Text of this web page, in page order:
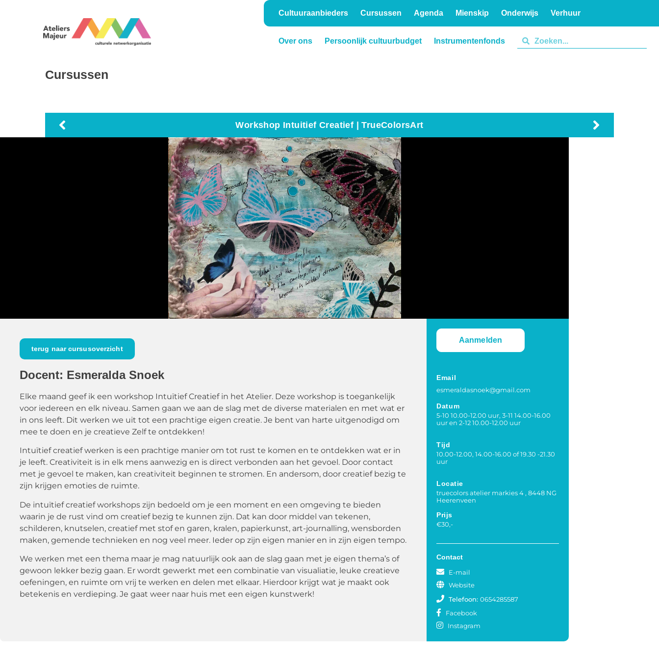
Cultuuraanbieders Cursussen Agenda Mienskip Onderwijs Verhuur
Over ons Persoonlijk cultuurbudget
Instrumentenfonds
Cursussen
Workshop Intuitief Creatief | TrueColorsArt
terug naar cursusoverzicht
Docent: Esmeralda Snoek
Elke maand geef ik een workshop Intuïtief Creatief in het Atelier. Deze workshop is toegankelijk
voor iedereen en elk niveau. Samen gaan we aan de slag met de diverse materialen en met wat er
in ons leeft. Dit werken we uit tot een prachtige eigen creatie. Je bent van harte uitgenodigd om
mee te doen en je creatieve Zelf te ontdekken!
Intuïtief creatief werken is een prachtige manier om tot rust te komen en te ontdekken wat er in
je leeft. Creativiteit is in elk mens aanwezig en is direct verbonden aan het gevoel. Door contact
met je gevoel te maken, kan creativiteit beginnen te stromen. En andersom, door creatief bezig te
zijn krijgen emoties de ruimte.
De intuïtief creatief workshops zijn bedoeld om je een moment en een omgeving te bieden
waarin je de rust vind om creatief bezig te kunnen zijn. Dat kan door middel van tekenen,
schilderen, knutselen, creatief met stof en garen, kralen, papierkunst, art-journalling, wensborden
maken, gemende technieken en nog veel meer. Ieder op zijn eigen manier en in zijn eigen tempo.
We werken met een thema maar je mag natuurlijk ook aan de slag gaan met je eigen thema’s of
gewoon lekker bezig gaan. Er wordt gewerkt met een combinatie van visualiatie, leuke creatieve
oefeningen, en ruimte om vrij te werken en delen met elkaar. Hierdoor krijgt wat je maakt ook
betekenis en verdieping. Je gaat weer naar huis met een eigen kunstwerk!
Aanmelden
Email
esmeraldasnoek@gmail.com
Datum
5-10 10.00-12.00 uur, 3-11 14.00-16.00
uur en 2-12 10.00-12.00 uur
Tijd
10.00-12.00, 14.00-16.00 of 19.30 -21.30
uur
Locatie
truecolors atelier markies 4 , 8448 NG
Heerenveen
Prijs
€30,-
Contact
E-mail
Website
Telefoon: 0654285587
Facebook
Instagram